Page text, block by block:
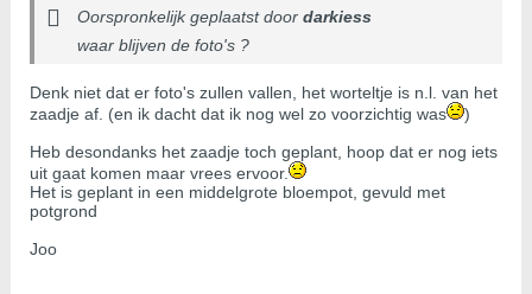
Oorspronkelijk geplaatst door darkiess
waar blijven de foto's ?
Denk niet dat er foto's zullen vallen, het worteltje is n.l. van het
zaadje af. (en ik dacht dat ik nog wel zo voorzichtig was
)
Heb desondanks het zaadje toch geplant, hoop dat er nog iets
uit gaat komen maar vrees ervoor.
Het is geplant in een middelgrote bloempot, gevuld met
potgrond
Joo